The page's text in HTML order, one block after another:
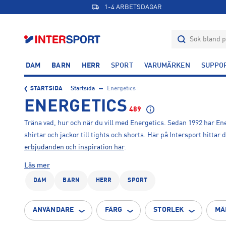
1-4 ARBETSDAGAR
DAM BARN HERR SPORT VARUMÄRKEN
STARTSIDA Startsida Energetics
ENERGETICS 489
Träna vad, hur och när du vill med Energetics. Sedan 1992
shirtar och jackor till tights och shorts. Här på Intersport hittar
erbjudanden och inspiration här.
Läs mer
DAM BARN HERR SPORT
ANVÄNDARE FÄRG STORLEK